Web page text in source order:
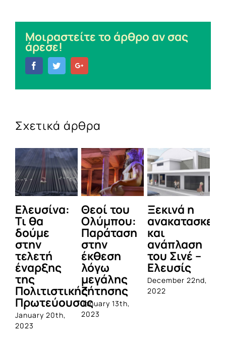
Μοιραστείτε το άρθρο αν σας
άρεσε!
FacebookTwitter
Σχετικά άρθρα
Ελευσίνα:
Τι θα
δούμε
στην
τελετή
έναρξης
της
Πολιτιστικής
Πρωτεύουσας
January 20th,
2023
Θεοί του
Ολύμπου:
Παράταση
στην
έκθεση
λόγω
μεγάλης
ζήτησης
January 13th,
2023
Ξεκινά η
ανακατασκευή
και
ανάπλαση
του Σινέ –
Ελευσίς
December 22nd,
2022